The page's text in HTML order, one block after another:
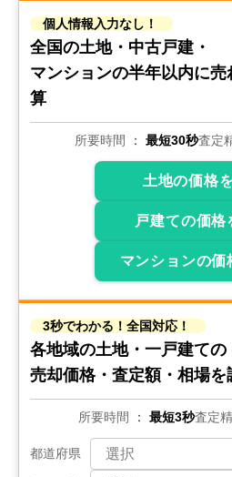
300万円
千葉県千葉市稲毛区園生町
状態:
1,000万円
千葉県八街市八街ろ
古家あり 土
700
千葉県八街市八街ほ
状態:更地 土
500万円
個人情報入力なし！
全国の土地・中古戸建・
マンションの半年以内に売
算
所要時間 最短30秒査定
土地の価格
戸建ての価格
マンションの価
3秒でわかる！全国対応！
各地域の土地・一戸建ての
売却価格・査定額・相場を
所要時間 最短3秒査定
都道府県